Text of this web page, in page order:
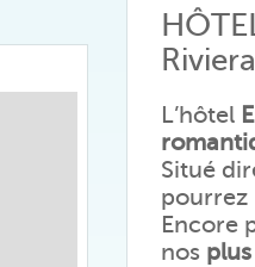
L’hôtel
Situé
pourrez
Encore
nos